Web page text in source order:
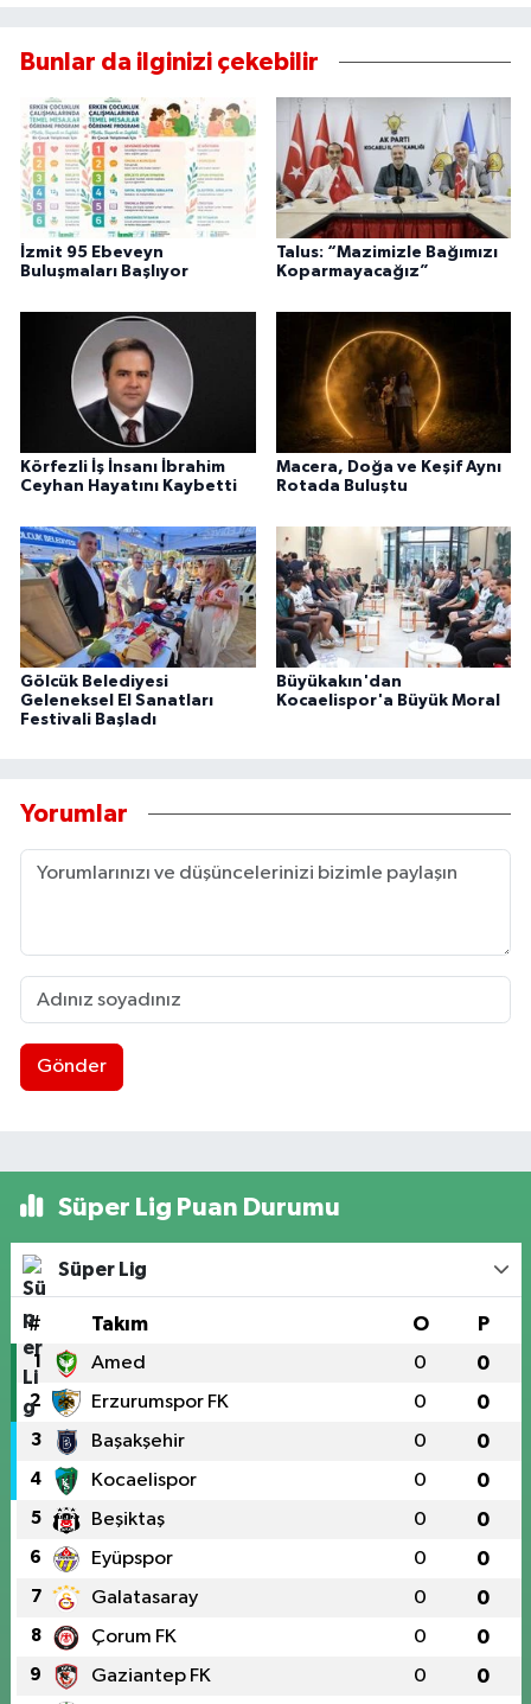
Bunlar da ilginizi çekebilir
İzmit 95 Ebeveyn
Buluşmaları Başlıyor
Talus: “Mazimizle Bağımızı
Koparmayacağız”
Körfezli İş İnsanı İbrahim
Ceyhan Hayatını Kaybetti
Macera, Doğa ve Keşif Aynı
Rotada Buluştu
Gölcük Belediyesi
Geleneksel El Sanatları
Festivali Başladı
Büyükakın'dan
Kocaelispor'a Büyük Moral
Yorumlar
Gönder
Süper Lig Puan Durumu
Süper Lig
# Takım O P
1 Amed 0 0
2 Erzurumspor FK 0 0
3 Başakşehir 0 0
4 Kocaelispor 0 0
5 Beşiktaş 0 0
6 Eyüpspor 0 0
7 Galatasaray 0 0
8 Çorum FK 0 0
9 Gaziantep FK 0 0